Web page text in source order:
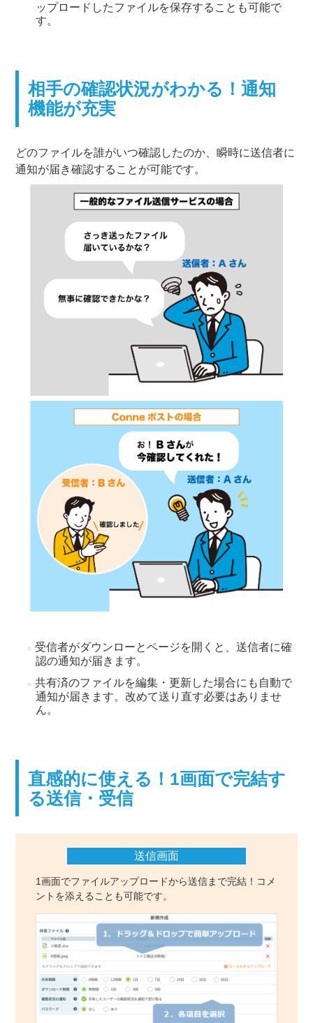
ップロードしたファイルを保存することも可能で
す。
相手の確認状況がわかる！通知
機能が充実
どのファイルを誰がいつ確認したのか、瞬時に送信者に
通知が届き確認することが可能です。
受信者がダウンローとページを開くと、送信者に確
認の通知が届きます。
共有済のファイルを編集・更新した場合にも自動で
通知が届きます。改めて送り直す必要はありませ
ん。
直感的に使える！1画面で完結す
る送信・受信
送信画面
1画面でファイルアップロードから送信まで完結！コメ
ントを添えることも可能です。